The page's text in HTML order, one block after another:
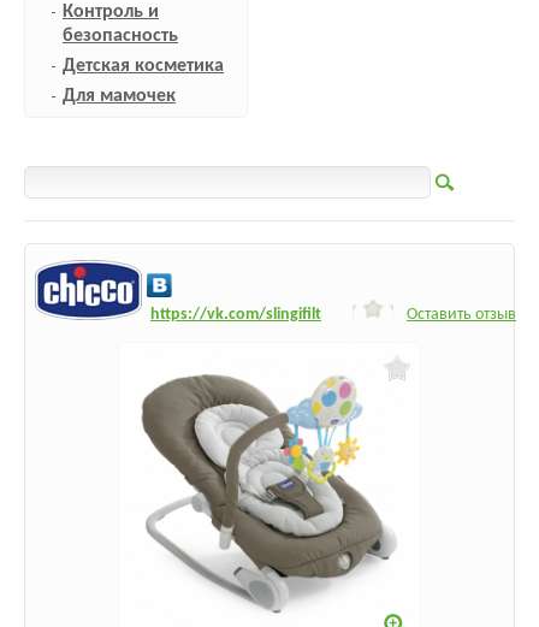
Контроль и
безопасность
Детская косметика
Для мамочек
https://vk.com/slingifilt Оставить отзыв